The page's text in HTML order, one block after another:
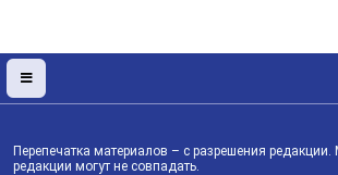
Перепечатка материалов – с разрешения редакции.
редакции могут не совпадать.